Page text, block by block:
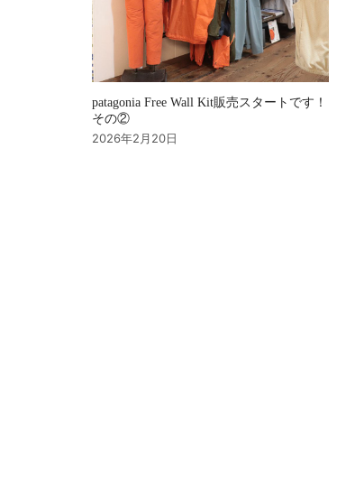
patagonia Free Wall Kit販売スタートです！
その②
2026年2月20日